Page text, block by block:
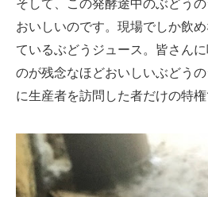
おいしいのです。現場でしか飲
ているぶどうジュース。皆さん
のが残念なほどおいしいぶどう
に生産者を訪問した者だけの特権